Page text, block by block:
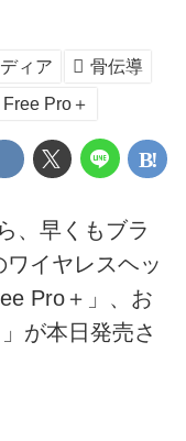
ィア
骨伝導
Pro＋
、早くもブラ
イヤレスヘッ
Pro＋」、お
が本日発売さ